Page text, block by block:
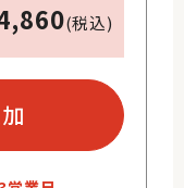
(税込)